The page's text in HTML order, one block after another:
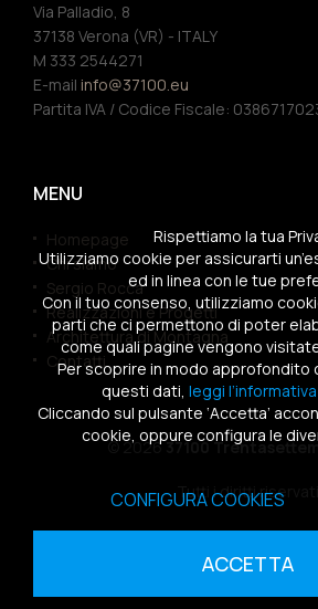
Via Palladio, 8
37138 Verona (VR) - ITALY
M 333 2544271
E-mail info@37100.eu
Partita IVA / Codice Fiscale:
MENU
Homepage
Chi siamo
Sergio Rocca
Realizzazioni e Progetti
Architettura di Montagna
Contatti
© 202637100
Tutti i diritti riservati
Sitemap|Privacy Policy|
Rispettiamo la tua
Utilizziamo cookie per assicurarti
ed in linea con le tue
Con il tuo consenso, utilizziamo
parti che ci permettono di poter
come quali pagine vengono
Per scoprire in modo approfondito
questi dati, leggi
Cliccando sul pulsante ‘Accetta’
cookie, oppure configura le
CONFIGURA COOKIES
ACCETTA